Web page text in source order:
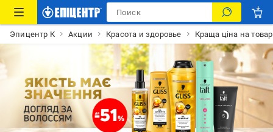
Эпицентр К Акции Красота и здоровье Краща ціна на